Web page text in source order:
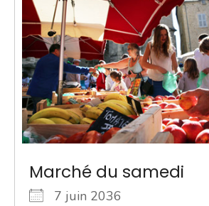
Marché du samedi
7 juin 2036